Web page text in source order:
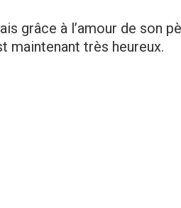
grâce à l’amour de son
maintenant très heureux.